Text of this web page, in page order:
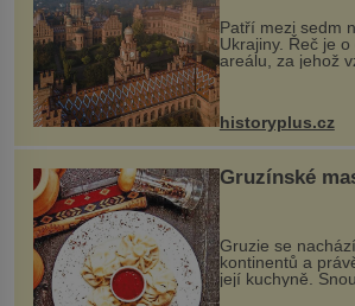
Patří mezi sedm
Ukrajiny. Řeč je
areálu, za jehož
český architekt
na něm dal
historyplus.cz
Gruzínské
Gruzie se
kontinentů a
její kuchyně.
evropské a